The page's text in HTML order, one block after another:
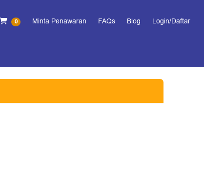
Keranjang Belanja
0 Minta Penawaran FAQs Blog Login/Daftar